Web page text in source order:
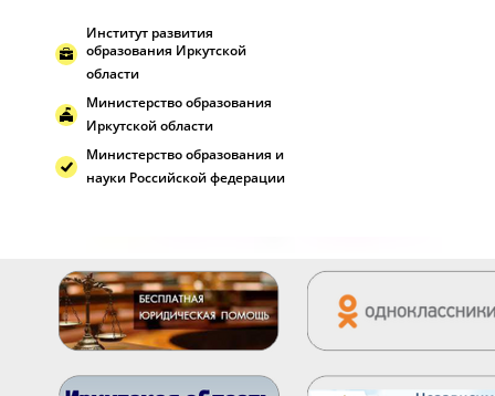
Институт развития
образования Иркутской
области
Министерство образования
Иркутской области
Министерство образования и
науки Российской федерации